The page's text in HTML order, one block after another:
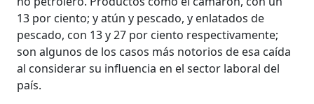
13 por ciento; y atún y pescado, y enlatados de
pescado, con 13 y 27 por ciento respectivamente;
son algunos de los casos más notorios de esa caída
al considerar su influencia en el sector laboral del
país.